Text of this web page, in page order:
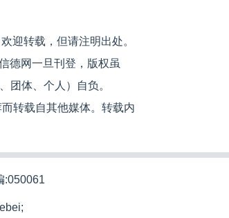
迎转载，但请注明出处。
德网一旦刊登，版权虽
团体、个人）自负。
转载自其他媒体。转载内
:050061